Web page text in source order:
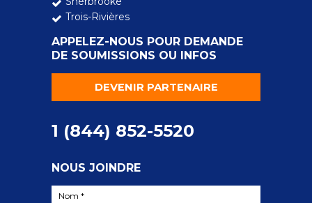
Trois-Rivières
APPELEZ-NOUS POUR DEMANDE
DE SOUMISSIONS OU INFOS
DEVENIR PARTENAIRE
1 (844) 852-5520
NOUS JOINDRE